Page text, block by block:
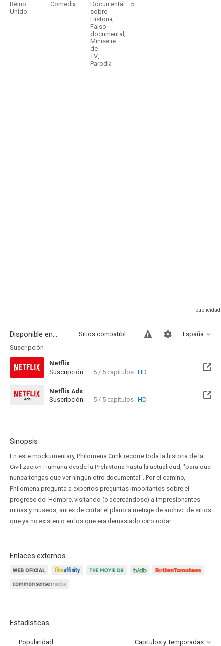
Reino
Unido
Comedia
Documental
sobre
Historia,
Falso
documental,
Miniserie
de
TV,
Parodia
5
Disponible en... España
Sitios compatibles
Suscripción
Netflix
Suscripción:
5 / 5 capítulos HD
Netflix Ads
Suscripción:
5 / 5 capítulos HD
Sinopsis
En este mockumentary, Philomena Cunk recorre toda la historia de la
Civilización Humana desde la Prehistoria hasta la actualidad, "para que
nunca tengas que ver ningún otro documental". Por el camino,
Philomena pregunta a expertos preguntas importantes sobre el
progreso del Hombre, visitando (o acercándose) a impresionantes
ruinas y museos, antes de cortar el plano a metraje de archivo de sitios
que ya no existen o en los que era demasiado caro rodar.
Enlaces externos
Estadísticas
Popularidad Capítulos y Temporadas